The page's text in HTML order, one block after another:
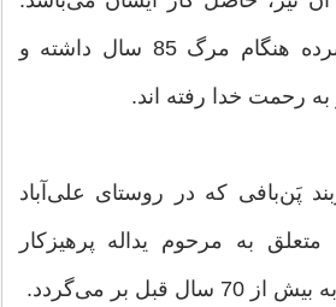
قابل ذکر است، نام‌برده هنگام مرگ 85 سال داشته و
پَن‌بافی كه در روستای علی‌آباد
به مرحوم یداله پرهیزکار
بر می‌گردد.